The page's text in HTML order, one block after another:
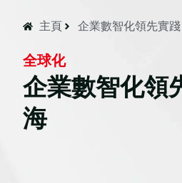
主頁 企業數智化領先實
全球化
企業數智化領
海